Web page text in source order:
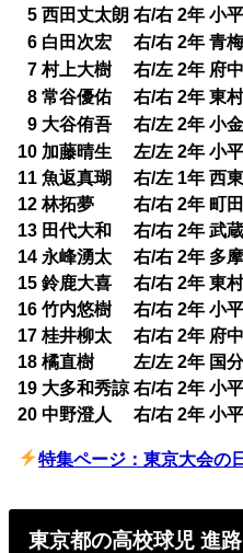
05 西田丈太朗 右/右 2年 小
06 白田次宏 右/右 2年 青
07 村上大樹 右/左 2年 府
08 常谷優佑 右/右 2年 東
09 大谷侑吾 右/左 2年 小
10 加藤晴生 左/左 2年 小
11 魚返真瑚 右/左 1年 西
12 林拓夢 右/右 2年 町田
13 田代大和 右/右 2年 武
14 永峰湧太 右/右 2年 多
15 鈴鹿大喜 右/右 2年 東
16 竹内悠樹 右/右 2年 小
17 桂井柳太 右/右 2年 府
18 橘直樹 左/左 2年 国分
19 大多和秀諒 右/右 2年 小
20 中野澄人 右/右 2年 小
特集ページ：東京大会の
東京都の高校球児 進